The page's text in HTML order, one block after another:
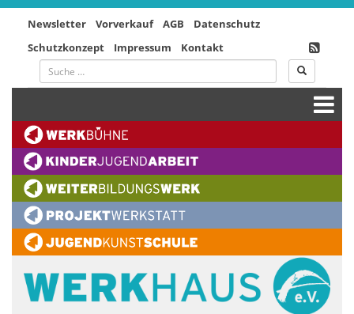
Newsletter Vorverkauf AGB
Datenschutz
Schutzkonzept
Impressum Kontakt